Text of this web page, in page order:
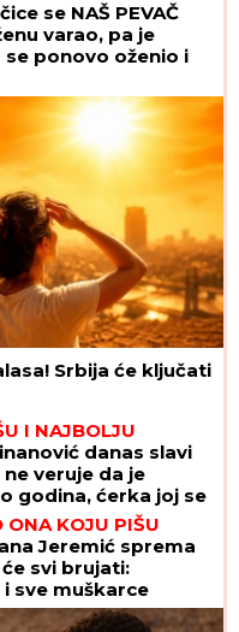
se NAŠ PEVAČ
varao, pa je
ponovo oženio i
Srbija će ključati
I NAJBOLJU
danas slavi
veruje da je
godina, ćerka joj se
rečima
ONA KOJU PIŠU
Jeremić sprema
svi brujati:
sve muškarce